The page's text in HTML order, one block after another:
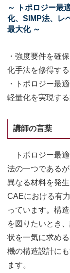
～ トポロジー最
化、SIMP法、レ
最大化 ～
・強度要件を確
化手法を修得す
・トポロジー最
軽量化を実現す
講師の言葉
トポロジー最適
法の一つである
異なる材料を発
CAEにおける有
っています。構
を図りたいとき
状を一気に求め
機の構造設計に
ます。